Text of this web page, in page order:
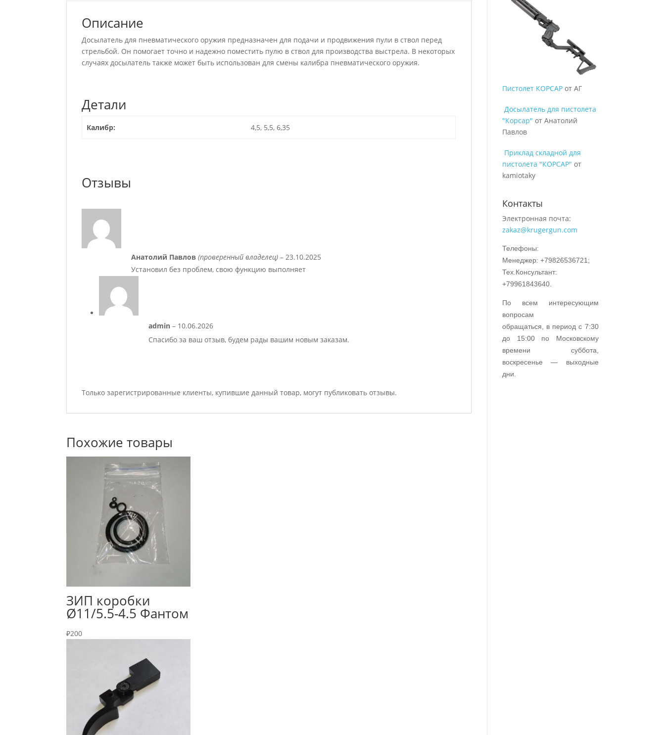
Описание
Досылатель для пневматического оружия предназначен для подачи и продвижения пули в ствол перед
стрельбой. Он помогает точно и надежно поместить пулю в ствол для производства выстрела. В некоторых
случаях досылатель также может быть использован для смены калибра пневматического оружия.
Детали
Калибр: 4,5, 5,5, 6,35
Отзывы
Анатолий Павлов(проверенный владелец) – 23.10.2025
Установил без проблем, свою функцию выполняет
admin– 10.06.2026
Спасибо за ваш отзыв, будем рады вашим новым заказам.
Только зарегистрированные клиенты, купившие данный товар, могут публиковать отзывы.
Похожие товары
ЗИП коробки
Ø11/5.5-4.5 Фантом
₽200
Пистолет КОРСАР от АГ
Досылатель для пистолета
"Корсар" от Анатолий
Павлов
Приклад складной для
пистолета "КОРСАР" от
kamiotaky
Контакты
Электронная почта:
zakaz@krugergun.com
Телефоны:
Менеджер: +79826536721;
Тех.Консультант:
+79961843640.
По всем интересующим
вопросам
обращаться, в период с 7:30
до 15:00 по Московскому
времени суббота,
воскресенье — выходные
дни.